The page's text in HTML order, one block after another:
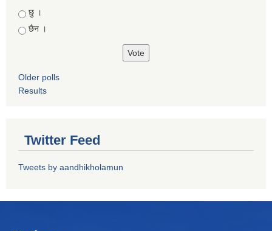
Choices
छु ।
छैन ।
Older polls
Results
Twitter Feed
Tweets by aandhikholamun